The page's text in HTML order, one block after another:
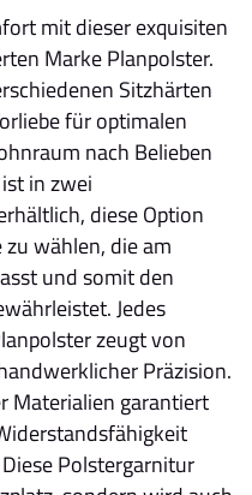
mit dieser exquisiten
Marke Planpolster.
Sitzhärten
für optimalen
nach Belieben
in zwei
diese Option
wählen, die am
und somit den
Jedes
zeugt von
Präzision.
Materialien garantiert
Polstergarnitur